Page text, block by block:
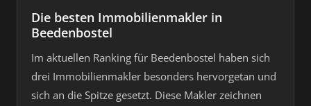
Die besten Immobilienmakler in
Beedenbostel
Im aktuellen Ranking für Beedenbostel haben sich
drei Immobilienmakler besonders hervorgetan und
sich an die Spitze gesetzt. Diese Makler zeichnen